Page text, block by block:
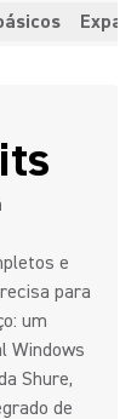
e
para
um
Windows
Shure,
de